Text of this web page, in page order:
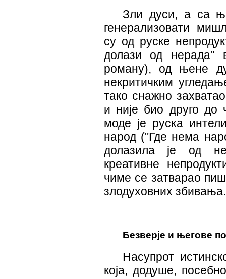
Зли дуси, а са
генерализовати
су од руске
долази од нерада"
роману), од њене
некритичким
тако снажно
и није био друго до
моде је руска
народ ("Где нема
долазила је од
креативне
чиме се затварао
злодуховних
Безверје и његове
Насупрот
која, додуше,